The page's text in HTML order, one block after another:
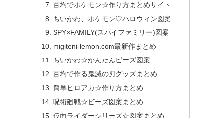
百均でポケモン☆作り方まとめサイト
ちいかわ、ポケモン♡ハロウィン図案
SPY×FAMILY(スパイファミリー)図案
migiteni-lemon.com最新作まとめ
ちいかわ☆かんたんビーズ図案
百均で作る鬼滅の刃グッズまとめ
簡単ヒロアカ☆作り方まとめ
呪術廻戦☆ビーズ図案まとめ
仮面ライダーシリーズ☆図案まとめ